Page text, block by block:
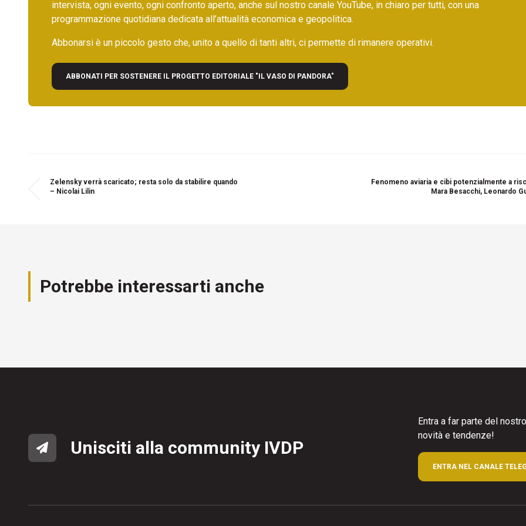
intervista, ogni evento, ogni confronto aperto, anche sul nostro canale YouTube, in chiaro per tutti, con una
programmazione quotidiana dedicata all’attualità economica e geopolitica.
Abbonarsi è un piccolo gesto che, unito a quello di tanti altri, ci permette di rimanere operativi.
ABBONATI PER SOSTENERE IL PROGETTO EDITORIALE "IL VASO DI PANDORA"
Zelensky verrà scaricato; resta solo da stabilire quando
– Nicolai Lilin
Fenomeno aviaria e cibi potenzialmente a
Mara Besacchi, Leonardo
Potrebbe interessarti anche
Unisciti alla community IVDP
Entra a far parte del
novità e tendenze!
ENTRA NEL CANALE